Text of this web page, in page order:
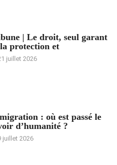
| Le droit, seul garant
protection et
juillet 2026
: où est passé le
d’humanité ?
juillet 2026